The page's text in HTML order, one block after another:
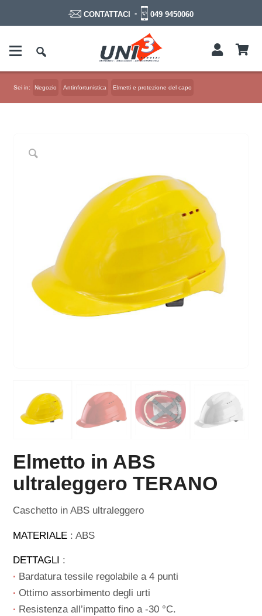
CONTATTACI - 049 9450060
Sei in: Negozio Antinfortunistica Elmetti e protezione del capo
Elmetto in ABS
ultraleggero TERANO
Caschetto in ABS ultraleggero
MATERIALE : ABS
DETTAGLI :
∙ Bardatura tessile regolabile a 4 punti
∙Ottimo assorbimento degli urti
∙ Resistenza all’impatto fino a -30 °C.